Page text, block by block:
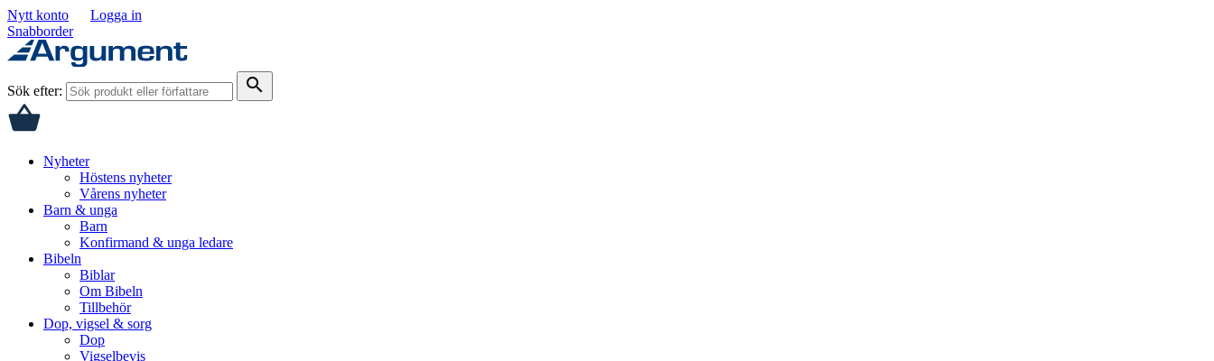
Nytt konto
Logga in
Snabborder
Sök efter: search
Nyheter
Höstens nyheter
Vårens nyheter
Barn & unga
Barn
Konfirmand & unga ledare
Bibeln
Biblar
Om Bibeln
Tillbehör
Dop, vigsel & sorg
Dop
Vigselbevis